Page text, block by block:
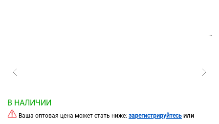
В НАЛИЧИИ
Ваша оптовая цена может стать ниже: зарегистрируйтесь или